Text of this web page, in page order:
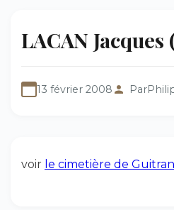
LACAN Jacques
13 février 2008 Par
voir le cimetière de